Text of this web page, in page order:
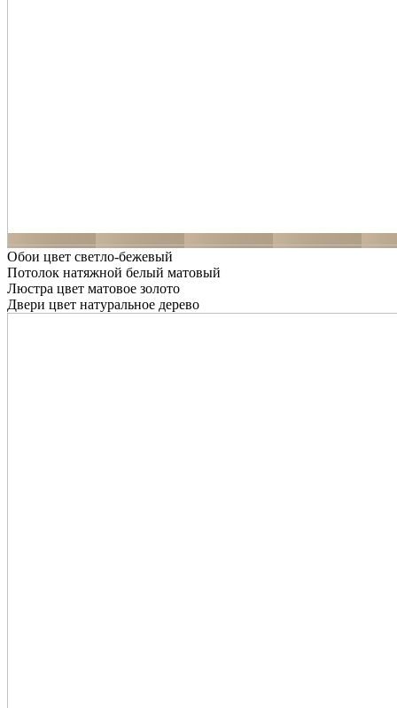
Обои цвет светло-бежевый
Потолок натяжной белый матовый
Люстра цвет матовое золото
Двери цвет натуральное дерево